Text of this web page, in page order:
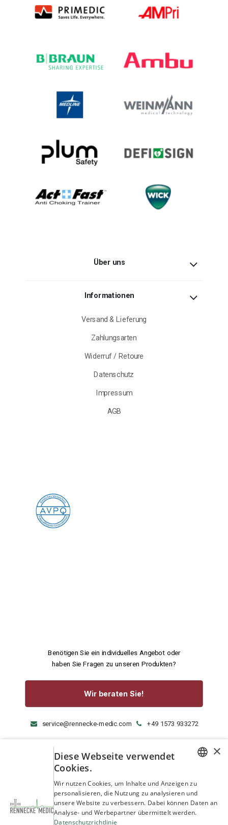
Über uns
Informationen
Versand & Lieferung
Zahlungsarten
Widerruf / Retoure
Datenschutz
Impressum
AGB
Benötigen Sie ein individuelles Angebot oder
haben Sie Fragen zu unseren Produkten?
Wir beraten Sie!
service@rennecke-medic.com +49 1573 933272
ENGLISH
×
Diese Webseite verwendet
Cookies.
Wir nutzen Cookies, um Inhalte und Anzeigen zu
personalisieren, die Nutzung zu analysieren und
unsere Website zu verbessern. Dabei können Daten an
Analyse- und Werbepartner übermittelt werden.
Datenschutzrichtlinie